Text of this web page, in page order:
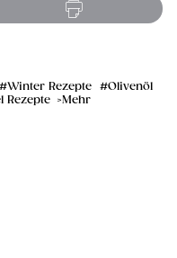
Winter Rezepte
Olivenöl
Rezepte Mehr